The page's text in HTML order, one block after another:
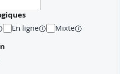
Learning dans la chaîne de
nécessaires ou les profils
En ligne
Mixte